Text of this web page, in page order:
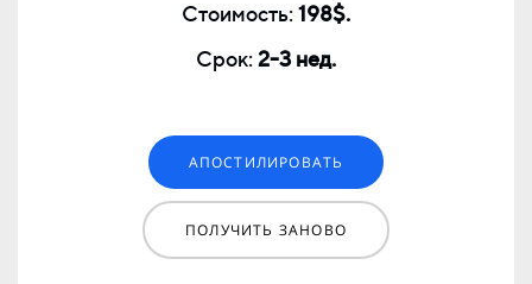
Стоимость: 198$.
Срок: 2-3 нед.
АПОСТИЛИРОВАТЬ
ПОЛУЧИТЬ ЗАНОВО